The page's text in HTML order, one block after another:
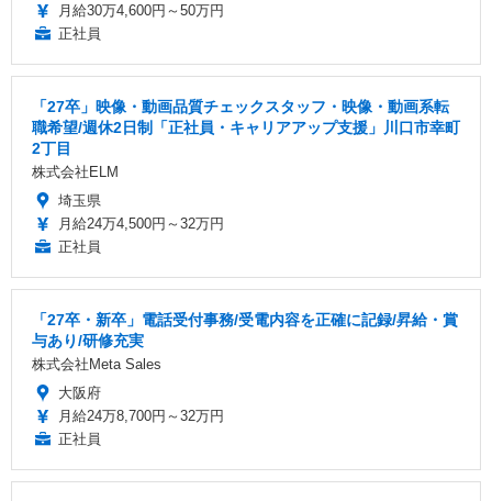
月給30万4,600円～50万円
正社員
「27卒」映像・動画品質チェックスタッフ・映像・動画系転
職希望/週休2日制「正社員・キャリアアップ支援」川口市幸町
2丁目
株式会社ELM
埼玉県
月給24万4,500円～32万円
正社員
「27卒・新卒」電話受付事務/受電内容を正確に記録/昇給・賞
与あり/研修充実
株式会社Meta Sales
大阪府
月給24万8,700円～32万円
正社員